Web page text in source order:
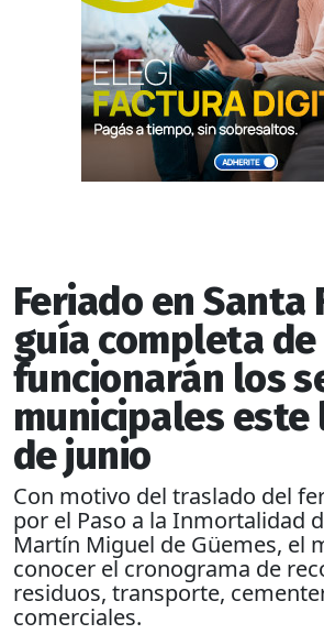
Feriado en Santa
guía completa de
funcionarán los
municipales este
de junio
Con motivo del traslado del
por el Paso a la Inmortalidad
Martín Miguel de Güemes, el
conocer el cronograma de
residuos, transporte,
comerciales.